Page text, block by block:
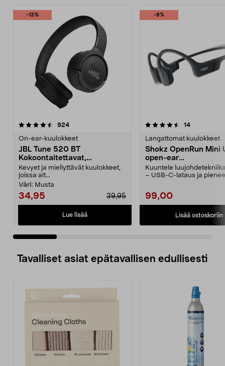
-13%
924arvostelut
On-ear-kuulokkeet
JBL Tune 520 BT
Kokoontaitettavat,
langattomat on ear
kuulokkeet
Kevyet ja miellyttävät kuulokkeet,
joissa ait...
Väri: Musta
34,95 39,95
Lue lisää
-9%
4.5 viidestä
14arvostelut
Langattomat kuulokkeet
Shokz OpenRun Mini
open-ear
Luujohdekuulokkeet
Kuuntele
– USB-C-lataus ja
99,00
Lisää ostoskoriin
4.5 viidestä
Tavalliset asiat epätavallisen edullisesti